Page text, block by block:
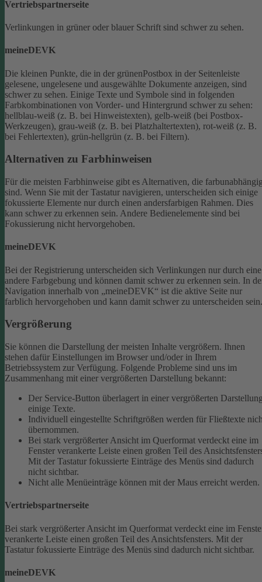
Vertriebspartnerseite
Verlinkungen in grüner oder blauer Schrift sind schwer zu sehen.
meineDEVK
Die kleinen Punkte, die in der grünenPostbox in der Seitenleiste
gelesene, ungelesene und ausgewählte Dokumente anzeigen, sind
schwer zu sehen. Einige Texte und Symbole sind in folgenden
Farbkombinationen von Vorder- und Hintergrund schwer zu sehen:
hellblau-weiß (z. B. bei Hinweistexten), gelb-weiß (bei Postbox-
Werkzeugen), grau-weiß (z. B. bei Platzhaltertexten), rot-weiß (z. B.
bei Fehlertexten), grün-hellgrün (z. B. bei Filtern).
Alternativen zu Farbhinweisen
Für die meisten Farbhinweise gibt es Alternativen, die
sind. Wenn Sie mit der Tastatur navigieren, unterscheiden sich einige
fokussierte Elemente nur durch einen andersfarbigen Rahmen. Dies
kann schwer zu erkennen sein. Andere Bedienelemente sind bei
Fokussierung nicht hervorgehoben.
meineDEVK
Bei der Registrierung unterscheiden sich Verlinkungen nur durch eine
andere Farbgebung und können damit schwer zu erkennen sein. In
Navigation innerhalb von „meineDEVK“ ist die aktive Seite nur
farblich hervorgehoben und kann damit schwer zu unterscheiden sein.
Vergrößerung
Sie können die Darstellung der meisten Inhalte vergrößern. Ihnen
stehen dafür Einstellungen im Browser und/oder in Ihrem
Betriebssystem zur Verfügung. Folgende Probleme sind uns im
Zusammenhang mit einer vergrößerten Darstellung bekannt:
Der Service-Button überlagert in einer vergrößerten
einige Texte.
Individuell eingestellte Schriftgrößen werden für Fließtexte
übernommen.
Bei stark vergrößerter Ansicht im Querformat verdeckt eine im
Fenster verankerte Leiste einen großen Teil des
Mit der Tastatur fokussierte Einträge des Menüs sind dadurch
nicht sichtbar.
Nicht alle Menüeinträge können mit der Maus erreicht werden.
Vertriebspartnerseite
Bei stark vergrößerter Ansicht im Querformat verdeckt eine im
verankerte Leiste einen großen Teil des Ansichtsfensters. Mit der
Tastatur fokussierte Einträge des Menüs sind dadurch nicht sichtbar.
meineDEVK